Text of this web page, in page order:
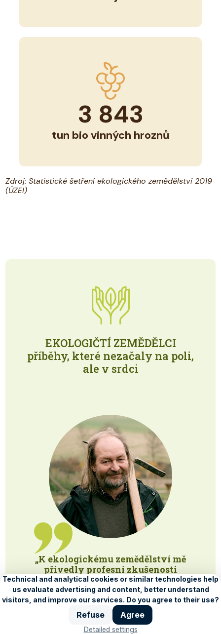
3 843
tun bio vinných hroznů
Zdroj: Statistické šetření ekologického zemědělství 2019
(ÚZEI)
EKOLOGIČTÍ ZEMĚDĚLCI
příběhy, které nezačaly na poli,
ale v srdci
„K ekologickému zemědělství mě
přivedly profesní zkušenosti
agronoma.“
Martin Hutař
PROBIO obchodní společnost – Staré